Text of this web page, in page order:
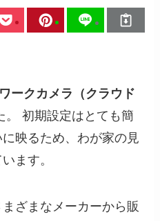
ークカメラ（クラウド
。 初期設定はとても簡
映るため、わが家の見
ます。
ざまなメーカーから販